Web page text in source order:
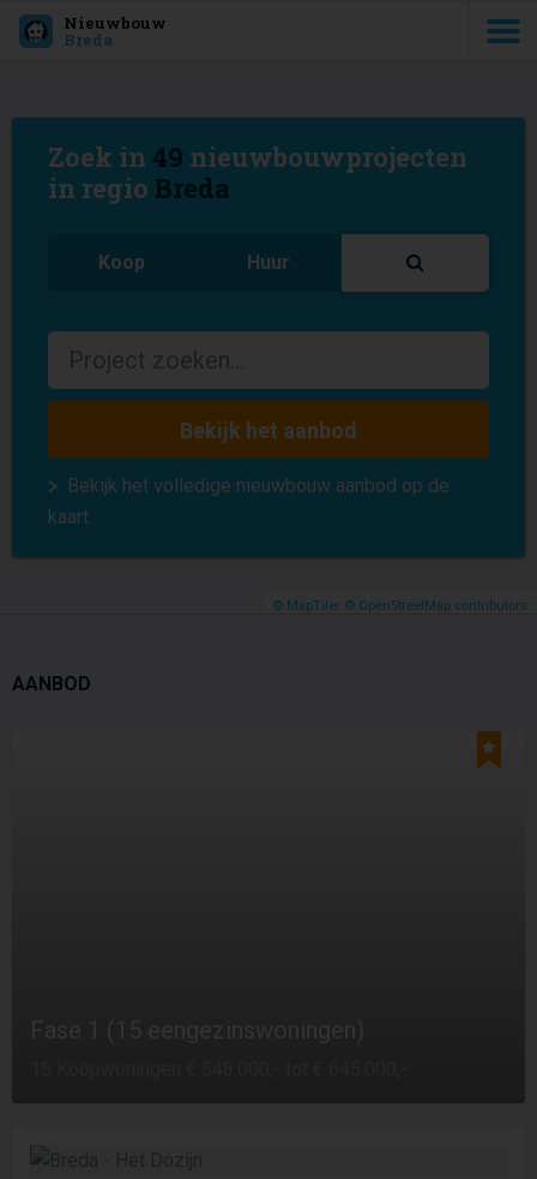
Nieuwbouw
Breda
© MapTiler © OpenStreetMap contributors
Zoek in 49 nieuwbouwprojecten
in regio Breda
Koop Huur
Bekijk het aanbod
Bekijk het volledige nieuwbouw aanbod op de
kaart
AANBOD